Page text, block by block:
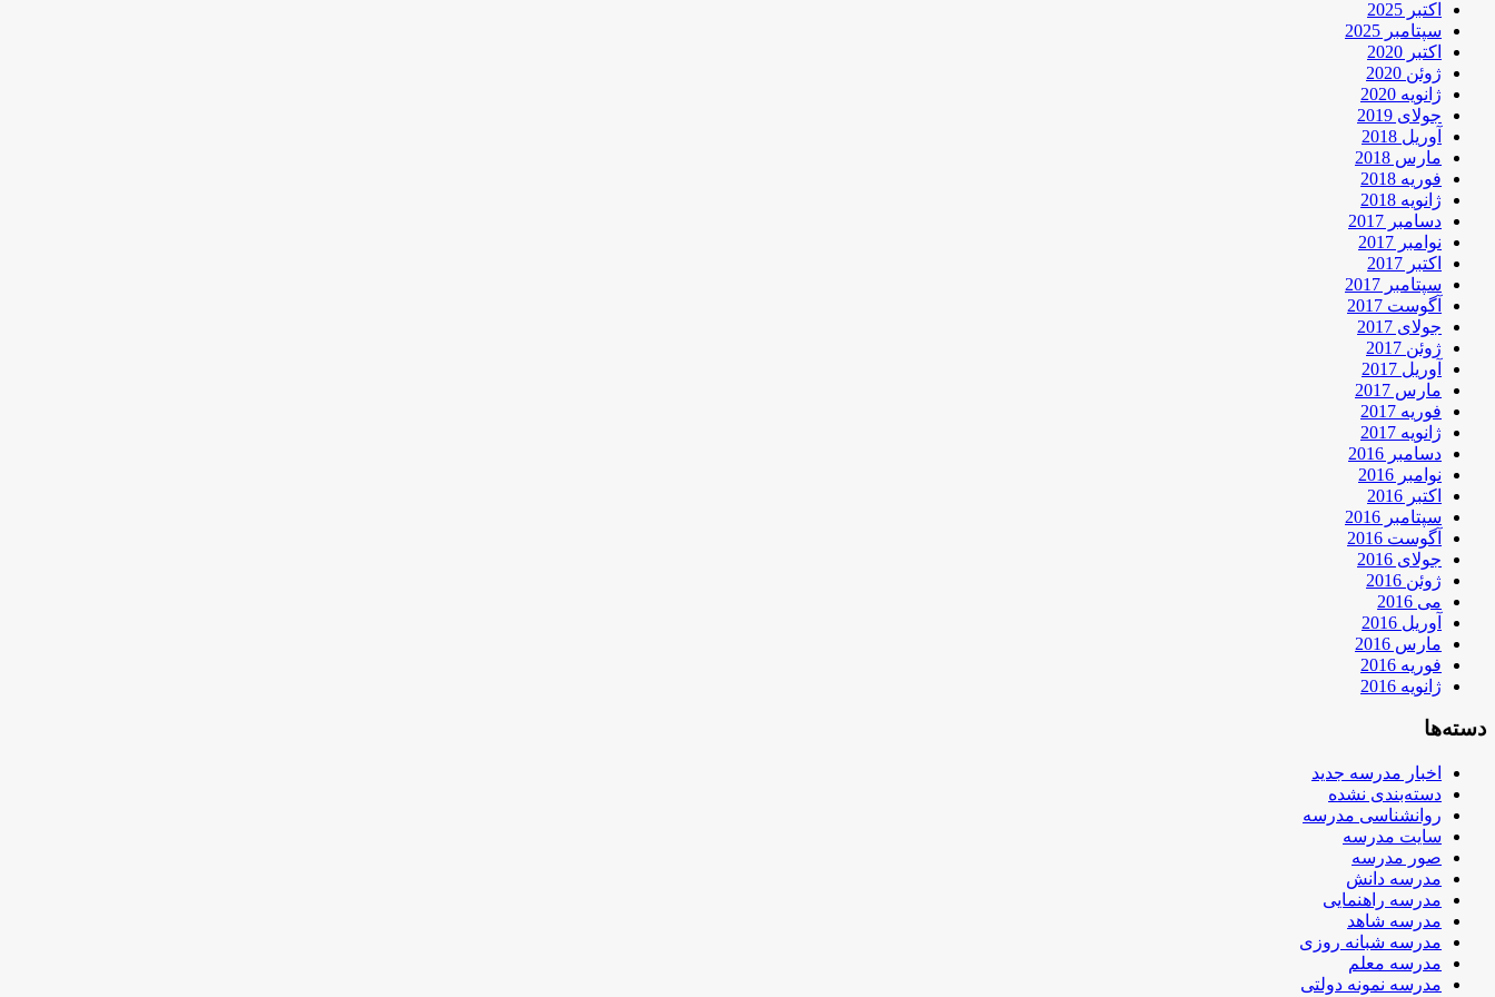
اکتبر 2025
سپتامبر 2025
اکتبر 2020
ژوئن 2020
ژانویه 2020
جولای 2019
آوریل 2018
مارس 2018
فوریه 2018
ژانویه 2018
دسامبر 2017
نوامبر 2017
اکتبر 2017
سپتامبر 2017
آگوست 2017
جولای 2017
ژوئن 2017
آوریل 2017
مارس 2017
فوریه 2017
ژانویه 2017
دسامبر 2016
نوامبر 2016
اکتبر 2016
سپتامبر 2016
آگوست 2016
جولای 2016
ژوئن 2016
می 2016
آوریل 2016
مارس 2016
فوریه 2016
ژانویه 2016
دسته‌ها
اخبار مدرسه جدید
دسته‌بندی نشده
روانشناسی مدرسه
سایت مدرسه
صور مدرسه
مدرسه دانش
مدرسه راهنمایی
مدرسه شاهد
مدرسه شبانه روزی
مدرسه معلم
مدرسه نمونه دولتی